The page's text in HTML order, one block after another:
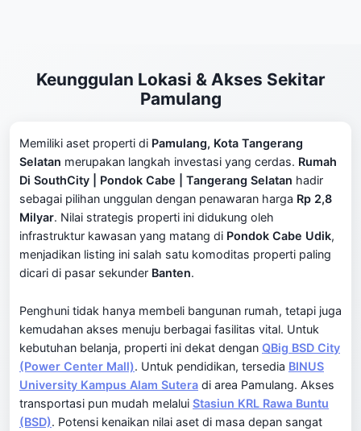
Keunggulan Lokasi & Akses Sekitar
Pamulang
Memiliki aset properti di Pamulang, Kota Tangerang
Selatan merupakan langkah investasi yang cerdas. Rumah
Di SouthCity | Pondok Cabe | Tangerang Selatan hadir
sebagai pilihan unggulan dengan penawaran harga Rp 2,8
Milyar. Nilai strategis properti ini didukung oleh
infrastruktur kawasan yang matang di Pondok Cabe Udik,
menjadikan listing ini salah satu komoditas properti paling
dicari di pasar sekunder Banten.
Penghuni tidak hanya membeli bangunan rumah, tetapi juga
kemudahan akses menuju berbagai fasilitas vital. Untuk
kebutuhan belanja, properti ini dekat dengan QBig BSD City
(Power Center Mall). Untuk pendidikan, tersedia BINUS
University Kampus Alam Sutera di area Pamulang. Akses
transportasi pun mudah melalui Stasiun KRL Rawa Buntu
(BSD). Potensi kenaikan nilai aset di masa depan sangat